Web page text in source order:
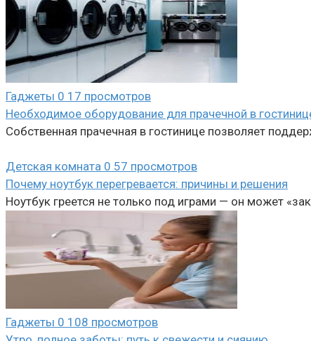
Гаджеты 0 17 просмотров
Необходимое оборудование для прачечной в
Собственная прачечная в гостинице позволяет
Детская комната 0 57 просмотров
Почему ноутбук перегревается: причины и решения
Ноутбук греется не только под играми — он может
Гаджеты 0 108 просмотров